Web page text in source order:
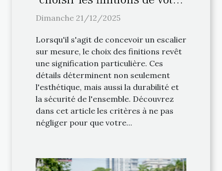
escalier sur mesure
Dimanche 21/12/2025
Lorsqu'il s'agit de concevoir un escalier
sur mesure, le choix des finitions revêt
une signification particulière. Ces
détails déterminent non seulement
l'esthétique, mais aussi la durabilité et
la sécurité de l'ensemble. Découvrez
dans cet article les critères à ne pas
négliger pour que votre...